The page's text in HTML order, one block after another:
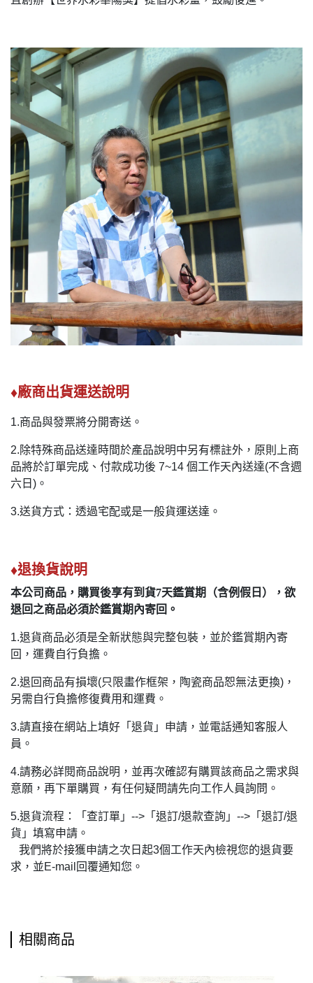
♦廠商出貨運送說明
1.商品與發票將分開寄送。
2.除特殊商品送達時間於產品說明中另有標註外，原則上商
品將於訂單完成、付款成功後 7~14 個工作天內送達(不含週
六日)。
3.送貨方式：透過宅配或是一般貨運送達。
♦退換貨說明
本公司商品，購買後享有到貨7天鑑賞期（含例假日），欲
退回之商品必須於鑑賞期內寄回。
1.退貨商品必須是全新狀態與完整包裝，並於鑑賞期內寄
回，運費自行負擔。
2.退回商品有損壞(只限畫作框架，陶瓷商品恕無法更換)，
另需自行負擔修復費用和運費。
3.請直接在網站上填好「退貨」申請，並電話通知客服人
員。
4.請務必詳閱商品說明，並再次確認有購買該商品之需求與
意願，再下單購買，有任何疑問請先向工作人員詢問。
5.退貨流程：「查訂單」-->「退訂/退款查詢」-->「退訂/退
貨」填寫申請。
我們將於接獲申請之次日起3個工作天內檢視您的退貨要
求，並E-mail回覆通知您。
相關商品